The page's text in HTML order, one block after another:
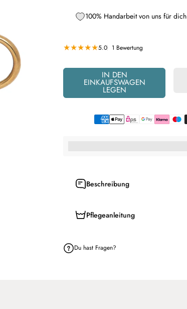
100% Handarbeit von uns für dich
5.0 1 Bewertung
IN DEN
EINKAUFSWAGEN
LEGEN
Beschreibung
Pflegeanleitung
Du hast Fragen?